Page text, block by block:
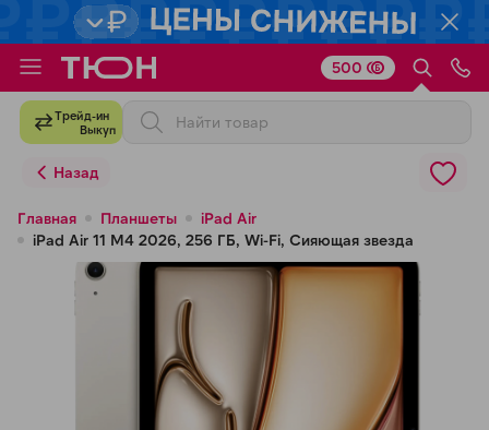
Трейд-ин
Выкуп
500
Назад
Главная Планшеты
iPad Air
iPad Air 11 M4 2026, 256 ГБ, Wi-Fi, Сияющая звезда
Для клиентов всех банков
Разбейте
оплатуна части
без переплат
График платежей